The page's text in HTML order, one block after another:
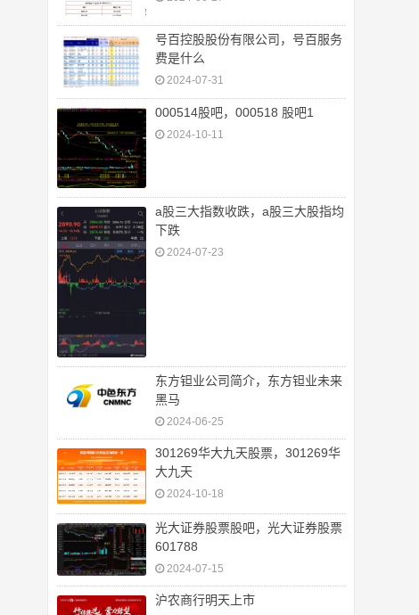
号百控股股份有限公司，号百服务
费是什么
2024-07-31
000514股吧，000518 股吧1
2024-10-11
a股三大指数收跌，a股三大股指均
下跌
2024-07-23
东方钽业公司简介，东方钽业未来
黑马
2024-06-25
301269华大九天股票，301269华
大九天
2024-10-18
光大证券股票股吧，光大证券股票
601788
2024-07-15
沪农商行明天上市